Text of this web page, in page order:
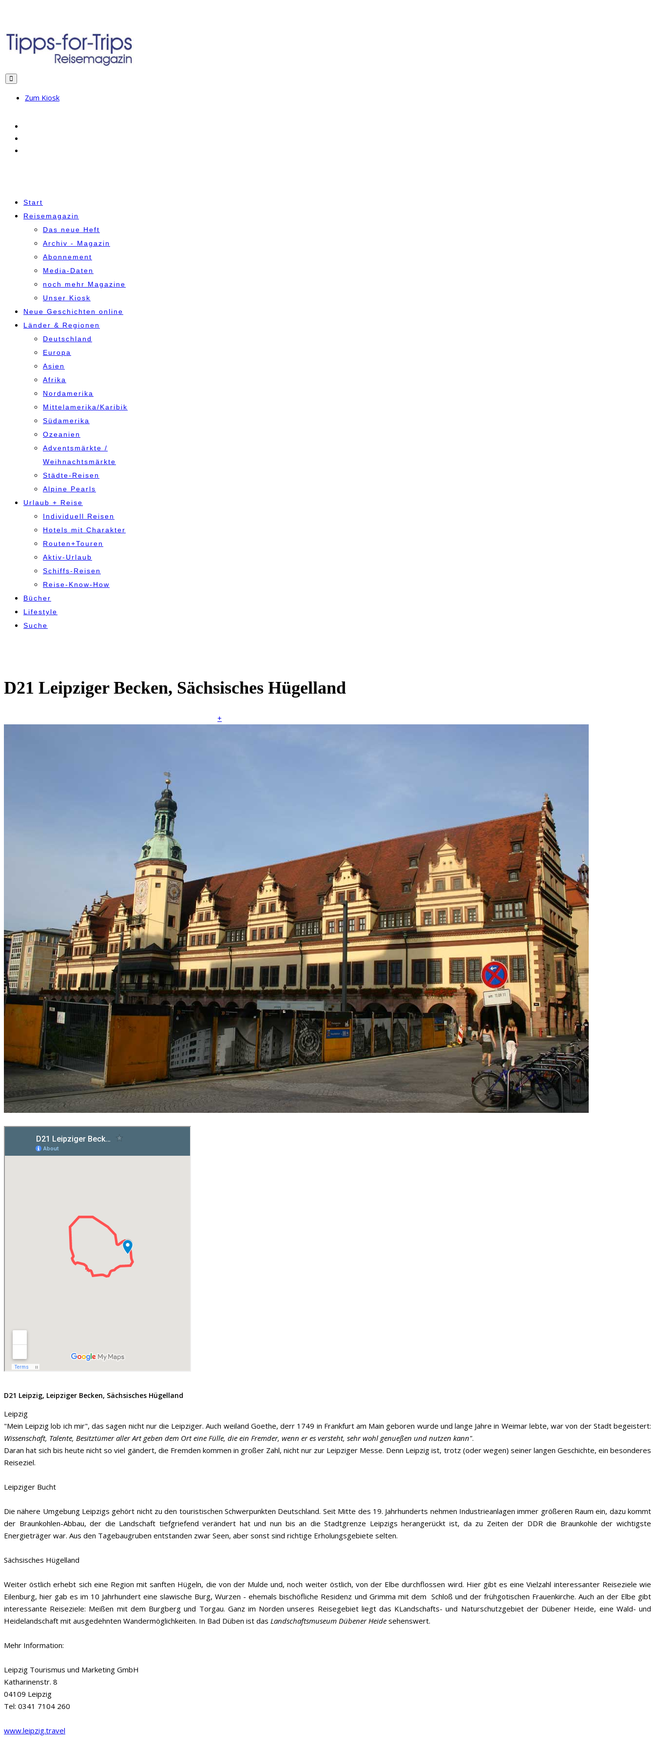
Zum Kiosk
Start
Reisemagazin
Das neue Heft
Archiv - Magazin
Abonnement
Media-Daten
noch mehr Magazine
Unser Kiosk
Neue Geschichten online
Länder & Regionen
Deutschland
Europa
Asien
Afrika
Nordamerika
Mittelamerika/Karibik
Südamerika
Ozeanien
Adventsmärkte /
Weihnachtsmärkte
Städte-Reisen
Alpine Pearls
Urlaub + Reise
Individuell Reisen
Hotels mit Charakter
Routen+Touren
Aktiv-Urlaub
Schiffs-Reisen
Reise-Know-How
Bücher
Lifestyle
Suche
D21 Leipziger Becken, Sächsisches Hügelland
+
D21 Leipzig, Leipziger Becken, Sächsisches Hügelland
Leipzig
"Mein Leipzig lob ich mir", das sagen nicht nur die Leipziger. Auch weiland Goethe, derr 1749 in Frankfurt am Main geboren wurde und lange Jahre in Weimar lebte, war von der Stadt begeistert:
Wissenschaft, Talente, Besitztümer aller Art geben dem Ort eine Fülle, die ein Fremder, wenn er es versteht, sehr wohl genueßen und nutzen kann".
Daran hat sich bis heute nicht so viel gändert, die Fremden kommen in großer Zahl, nicht nur zur Leipziger Messe. Denn Leipzig ist, trotz (oder wegen) seiner langen Geschichte, ein besonderes
Reiseziel.
Leipziger Bucht
Die nähere Umgebung Leipzigs gehört nicht zu den touristischen Schwerpunkten Deutschland. Seit Mitte des 19. Jahrhunderts nehmen Industrieanlagen immer größeren Raum ein, dazu kommt
der Braunkohlen-Abbau, der die Landschaft tiefgriefend verändert hat und nun bis an die Stadtgrenze Leipzigs herangerückt ist, da zu Zeiten der DDR die Braunkohle der wichtigste
Energieträger war. Aus den Tagebaugruben entstanden zwar Seen, aber sonst sind richtige Erholungsgebiete selten.
Sächsisches Hügelland
Weiter östlich erhebt sich eine Region mit sanften Hügeln, die von der Mulde und, noch weiter östlich, von der Elbe durchflossen wird. Hier gibt es eine Vielzahl interessanter Reiseziele wie
Eilenburg, hier gab es im 10 Jahrhundert eine slawische Burg, Wurzen - ehemals bischöfliche Residenz und Grimma mit dem Schloß und der frühgotischen Frauenkirche. Auch an der Elbe gibt
interessante Reiseziele: Meißen mit dem Burgberg und Torgau. Ganz im Norden unseres Reisegebiet liegt das KLandschafts- und Naturschutzgebiet der Dübener Heide, eine Wald- und
Heidelandschaft mit ausgedehnten Wandermöglichkeiten. In Bad Düben ist das Landschaftsmuseum Dübener Heide sehenswert.
Mehr Information:
Leipzig Tourismus und Marketing GmbH
Katharinenstr. 8
04109 Leipzig
Tel: 0341 7104 260
www.leipzig.travel